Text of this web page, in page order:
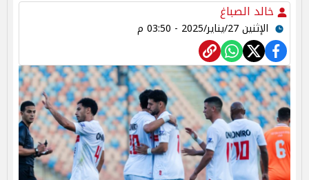
خالد الصباغ
الإثنين 27/يناير/2025 - 03:50 م